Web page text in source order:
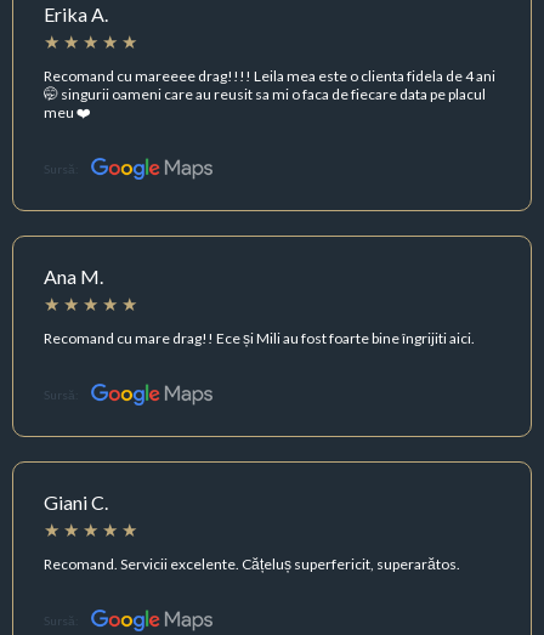
Erika A.
Recomand cu mareeee drag!!!! Leila mea este o clienta fidela de 4 ani
🤭 singurii oameni care au reusit sa mi o faca de fiecare data pe placul
meu ❤️
Sursă:
Ana M.
Recomand cu mare drag!! Ece și Mili au fost foarte bine îngrijiti aici.
Sursă:
Giani C.
Recomand. Servicii excelente. Cățeluș superfericit, superarătos.
Sursă: